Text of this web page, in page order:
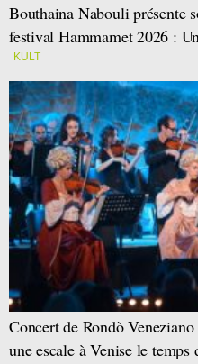
Bouthaina Nabouli présente
festival Hammamet 2026 :
KULT
Concert de Rondò
une escale à Venise le temps